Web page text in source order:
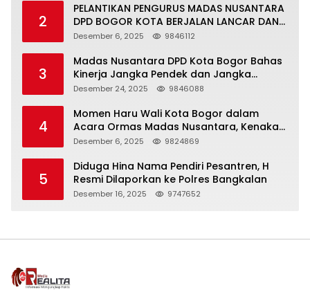
2
PELANTIKAN PENGURUS MADAS NUSANTARA
DPD BOGOR KOTA BERJALAN LANCAR DAN
KHIDMAT
Desember 6, 2025 9846112
3
Madas Nusantara DPD Kota Bogor Bahas
Kinerja Jangka Pendek dan Jangka
Panjang
Desember 24, 2025 9846088
4
Momen Haru Wali Kota Bogor dalam
Acara Ormas Madas Nusantara, Kenakan
Peci Hitam Tinggi sebagai Simbol
Desember 6, 2025 9824869
5
Diduga Hina Nama Pendiri Pesantren, H
Resmi Dilaporkan ke Polres Bangkalan
Desember 16, 2025 9747652